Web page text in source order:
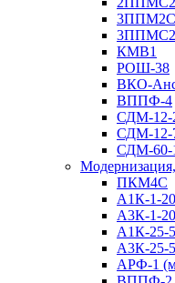
3ППМ2С
КМВ1
РОШ-38
ВКО-
ВППФ-4
СДМ-12-
СДМ-12-
СДМ-60-
ПКМ4С
А1К-1-20
А3К-1-20
А1К-25-
А3К-25-
АРФ-1